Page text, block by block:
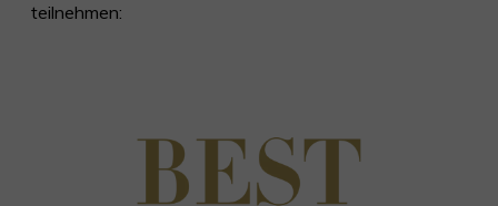
teilnehmen: